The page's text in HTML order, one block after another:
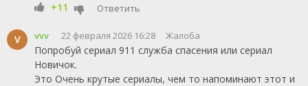
+11
Ответить
V vvv 22 февраля 2026 16:28 Жалоба
Попробуй сериал 911 служба спасения или сериал
Новичок.
Это Очень крутые сериалы, чем то напоминают этот и